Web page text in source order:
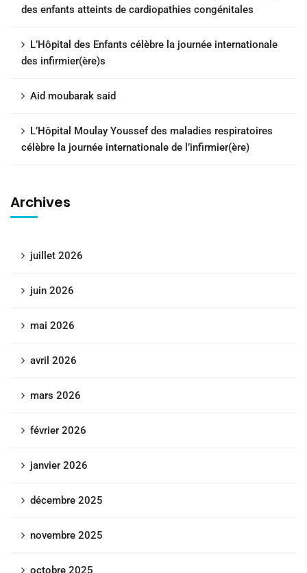
des enfants atteints de cardiopathies congénitales
L’Hôpital des Enfants célèbre la journée internationale
des infirmier(ère)s
Aid moubarak said
L’Hôpital Moulay Youssef des maladies respiratoires
célèbre la journée internationale de l’infirmier(ère)
Archives
juillet 2026
juin 2026
mai 2026
avril 2026
mars 2026
février 2026
janvier 2026
décembre 2025
novembre 2025
octobre 2025